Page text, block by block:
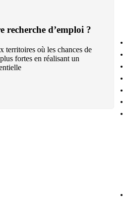
recherche d’emploi ?
territoires où les chances de
fortes en réalisant un